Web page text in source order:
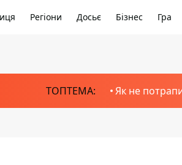
Регіони Досьє Бізнес Гра
ТОПТЕМА: Як не